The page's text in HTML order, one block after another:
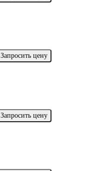
Запросить цену
Запросить цену